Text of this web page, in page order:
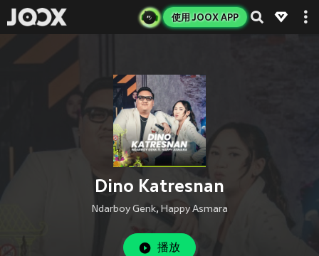
使用 JOOX APP
Dino Katresnan
Ndarboy Genk, Happy Asmara
播放